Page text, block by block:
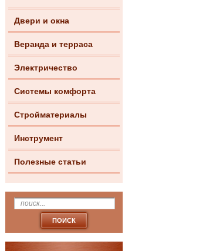
Двери и окна
Веранда и терраса
Электричество
Системы комфорта
Стройматериалы
Инструмент
Полезные статьи